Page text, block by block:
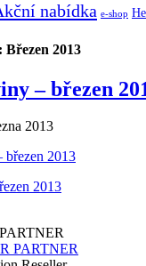
nabídka e-shop
Březen 2013
– březen
2013
2013